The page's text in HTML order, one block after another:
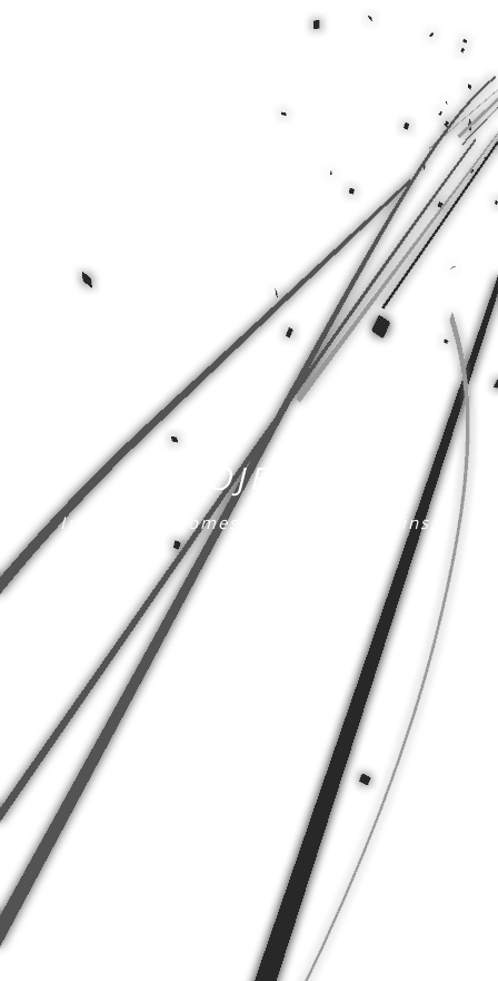
PROJECTS
Inspiration comes, everything begins.